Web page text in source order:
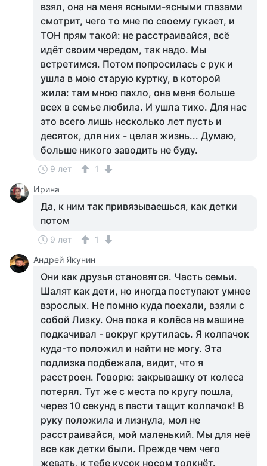
взял, она на меня ясными-ясными глазами
смотрит, чего то мне по своему гукает, и
ТОН прям такой: не расстраивайся, всё
идёт своим чередом, так надо. Мы
встретимся. Потом попросилась с рук и
ушла в мою старую куртку, в которой
жила: там мною пахло, она меня больше
всех в семье любила. И ушла тихо. Для нас
это всего лишь несколько лет пусть и
десяток, для них - целая жизнь... Думаю,
больше никого заводить не буду.
9 лет
1
Ирина
Да, к ним так привязываешься, как детки
потом
9 лет
1
Андрей Якунин
Они как друзья становятся. Часть семьи.
Шалят как дети, но иногда поступают умнее
взрослых. Не помню куда поехали, взяли с
собой Лизку. Она пока я колёса на машине
подкачивал - вокруг крутилась. Я колпачок
куда-то положил и найти не могу. Эта
подлизка подбежала, видит, что я
расстроен. Говорю: закрывашку от колеса
потерял. Тут же с места по кругу пошла,
через 10 секунд в пасти тащит колпачок! В
руку положила и лизнула, мол не
расстраивайся, мой маленький. Мы для неё
все как детки были. Прежде чем чего
жевать, к тебе кусок носом толкнёт.